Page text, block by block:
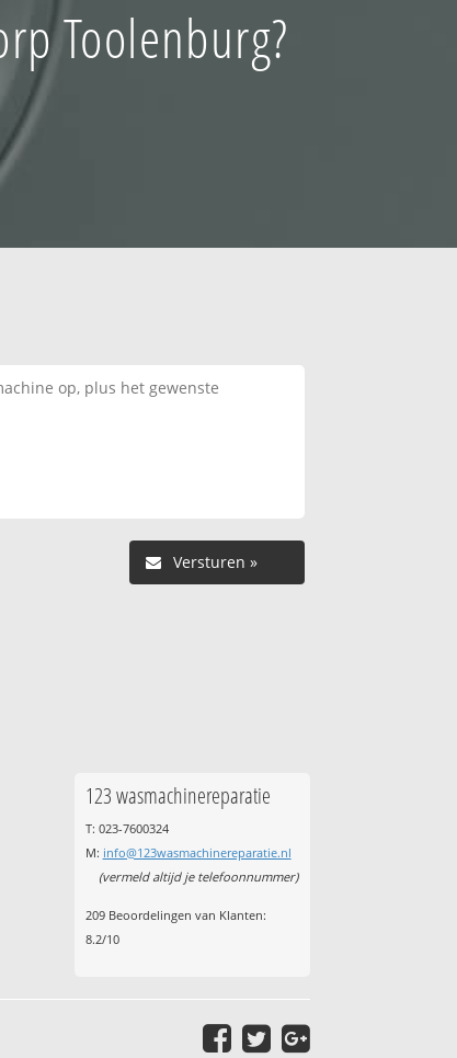
Toolenburg?
123 wasmachinereparatie
T: 023-7600324
M: info@123wasmachinereparatie.nl
(vermeld altijd je telefoonnummer)
209Beoordelingen van Klanten:
8.2/10